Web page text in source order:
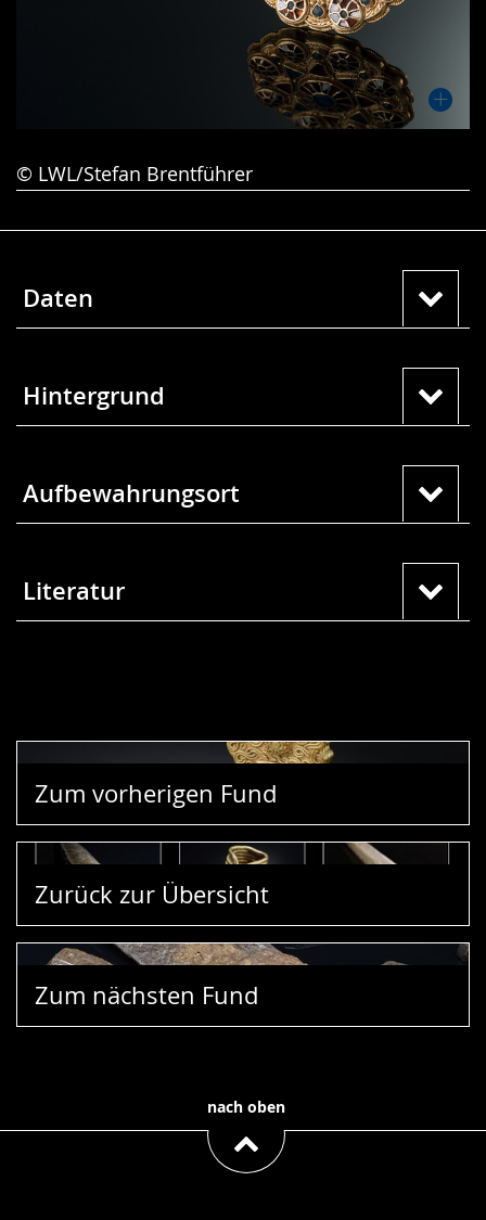
© LWL/Stefan Brentführer
Daten
Hintergrund
Aufbewahrungsort
Literatur
Zum vorherigen Fund
Zurück zur Übersicht
Zum nächsten Fund
nach oben